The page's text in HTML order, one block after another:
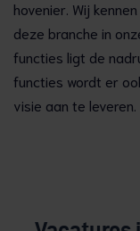
hovenier. Wij
deze branche in
functies ligt de
functies wordt er
visie aan te leveren.